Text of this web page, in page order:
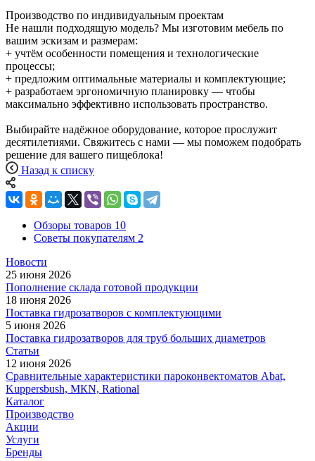
Производство по индивидуальным проектам
Не нашли подходящую модель? Мы изготовим мебель по
вашим эскизам и размерам:
+ учтём особенности помещения и технологические
процессы;
+ предложим оптимальные материалы и комплектующие;
+ разработаем эргономичную планировку — чтобы
максимально эффективно использовать пространство.
Выбирайте надёжное оборудование, которое прослужит
десятилетиями. Свяжитесь с нами — мы поможем подобрать
решение для вашего пищеблока!
Назад к списку
Обзоры товаров 10
Советы покупателям 2
Новости
25 июня 2026
Пополнение склада готовой продукции
18 июня 2026
Поставка гидрозатворов с комплектующими
5 июня 2026
Поставка гидрозатворов для труб больших диаметров
Статьи
12 июня 2026
Сравнительные характеристики пароконвектоматов Abat,
Kuppersbush, МКN, Rational
Каталог
Производство
Акции
Услуги
Бренды